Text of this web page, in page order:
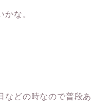
な。
などの時なので普段あ